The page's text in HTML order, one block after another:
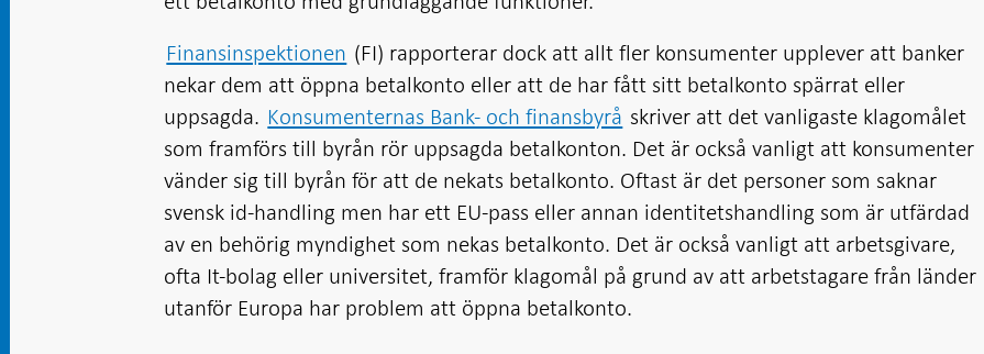
Finansinspektionen (FI) rapporterar dock att allt fler konsumenter upplever att banker
nekar dem att öppna betalkonto eller att de har fått sitt betalkonto spärrat eller
uppsagda. Konsumenternas Bank- och finansbyrå skriver att det vanligaste klagomålet
som framförs till byrån rör uppsagda betalkonton. Det är också vanligt att konsumenter
vänder sig till byrån för att de nekats betalkonto. Oftast är det personer som saknar
svensk id-handling men har ett EU-pass eller annan identitetshandling som är utfärdad
av en behörig myndighet som nekas betalkonto. Det är också vanligt att arbetsgivare,
ofta It-bolag eller universitet, framför klagomål på grund av att arbetstagare från länder
utanför Europa har problem att öppna betalkonto.